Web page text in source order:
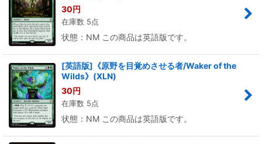
30円
在庫数 5点
状態：NM この商品は英語版です。
[英語版]《原野を目覚めさせる者/Waker of the
Wilds》(XLN)
30円
在庫数 5点
状態：NM この商品は英語版です。